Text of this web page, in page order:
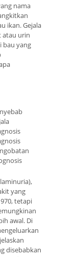
nama
ikan. Gejala
atau urin
bau yang
yang
tetapi
awal. Di
disebabkan